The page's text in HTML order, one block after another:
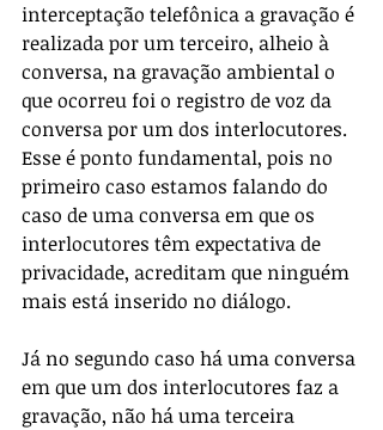
interceptação telefônica a gravação é
realizada por um terceiro, alheio à
conversa, na gravação ambiental o
que ocorreu foi o registro de voz da
conversa por um dos interlocutores.
Esse é ponto fundamental, pois no
primeiro caso estamos falando do
caso de uma conversa em que os
interlocutores têm expectativa de
privacidade, acreditam que ninguém
mais está inserido no diálogo.
Já no segundo caso há uma conversa
em que um dos interlocutores faz a
gravação, não há uma terceira